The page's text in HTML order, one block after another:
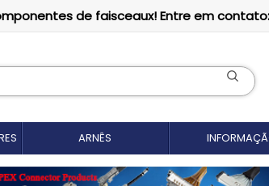
de faisceaux! Entre em contato:
ARNÊS